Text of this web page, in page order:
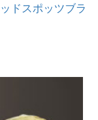
ドスポッツブラ